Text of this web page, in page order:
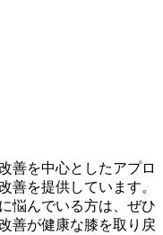
善を中心としたアプロ
善を提供しています。
悩んでいる方は、ぜひ
善が健康な膝を取り戻